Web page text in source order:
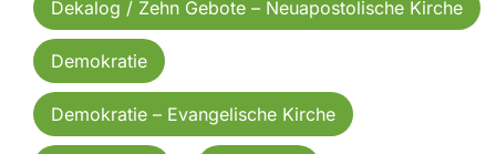
Dekalog / Zehn Gebote – Neuapostolische Kirche
Demokratie
Demokratie – Evangelische Kirche